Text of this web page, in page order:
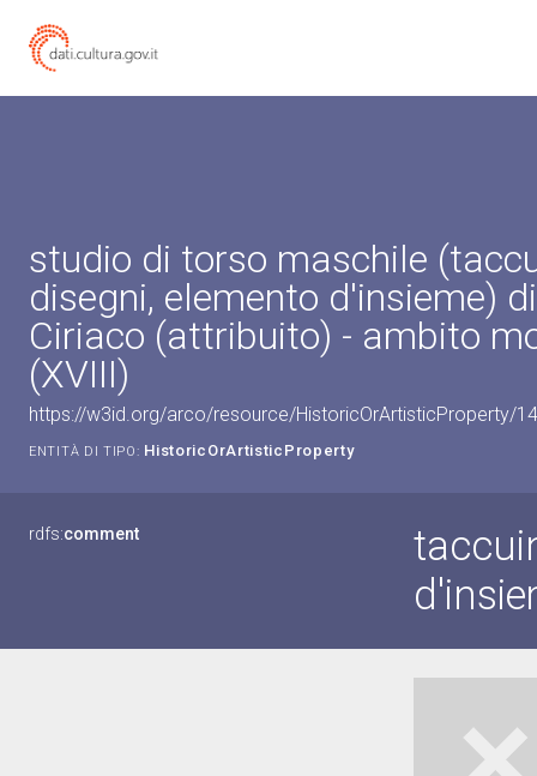
studio di torso maschile
disegni, elemento d'insieme)
Ciriaco (attribuito) - ambito
(XVIII)
https://w3id.org/arco/resource/HistoricOrArtisticProperty/
ENTITÀ DI TIPO: HistoricOrArtisticProperty
rdfs:comment